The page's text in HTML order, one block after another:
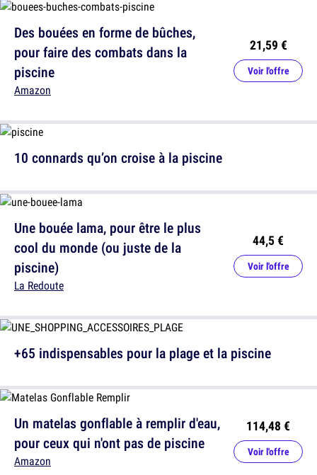
10 connards qu’on croise à la piscine
+65 indispensables pour la plage et la piscine
Des bouées en forme de bûches,
pour faire des combats dans la
piscine
Amazon
21,59 €
Voir l'offre
Une bouée lama, pour être le plus
cool du monde (ou juste de la
piscine)
La Redoute
44,5 €
Voir l'offre
Un matelas gonflable à remplir d'eau,
pour ceux qui n'ont pas de piscine
Amazon
114,48 €
Voir l'offre